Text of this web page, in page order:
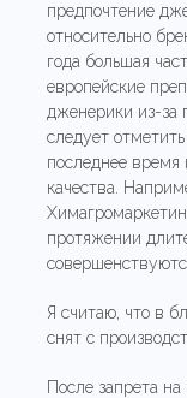
предпочтение
относительно
года большая
европейские
дженерики из-за
следует
последнее время
качества.
протяжении
Я считаю, что в
снят с
После запрета на